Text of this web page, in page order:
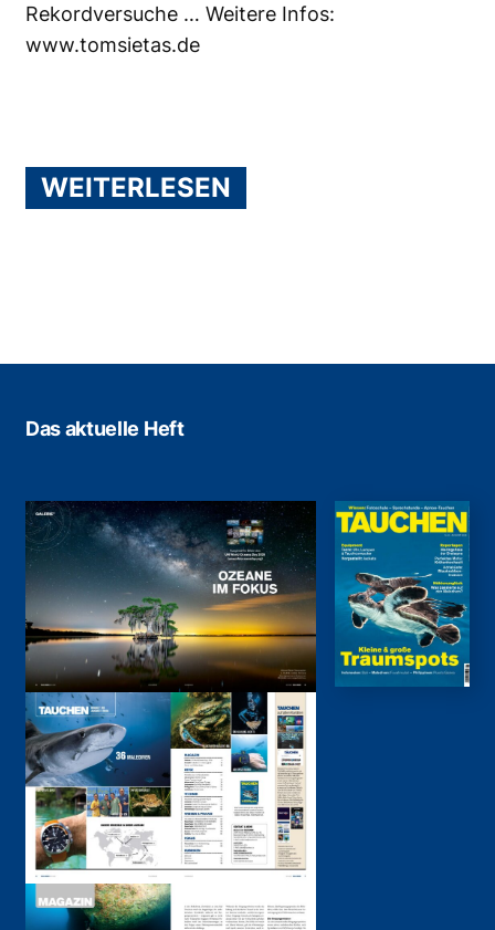
Rekordversuche … Weitere Infos:
www.tomsietas.de
WEITERLESEN
Das aktuelle Heft